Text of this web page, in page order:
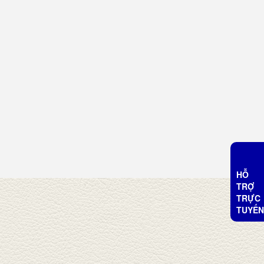
HỖ
TRỢ
TRỰC
TUYẾN